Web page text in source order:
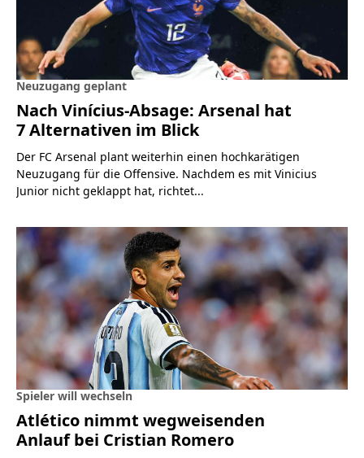
Neuzugang geplant
Nach Vinícius-Absage: Arsenal hat
7 Alternativen im Blick
Der FC Arsenal plant weiterhin einen hochkarätigen
Neuzugang für die Offensive. Nachdem es mit Vinicius
Junior nicht geklappt hat, richtet...
Spieler will wechseln
Atlético nimmt wegweisenden
Anlauf bei Cristian Romero